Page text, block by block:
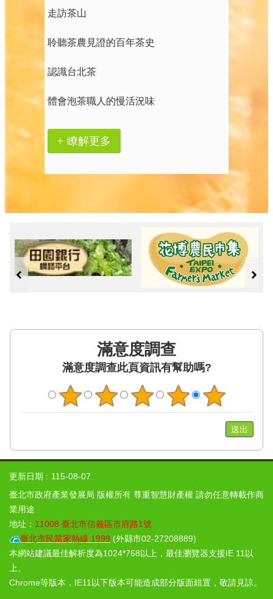
走訪茶山
聆聽茶農見證的百年茶史
認識台北茶
體會泡茶職人的慢活況味
滿意度調查此頁資訊有幫助嗎?
更新日期
115-08-07
臺北市政府產業發展局 版權所有 尊重智慧財產權 請勿任意轉載作商
業用途
地址： 11008 臺北市信義區市府路1號
臺北市民當家熱線 1999 (外縣市02-27208889)
本網站建議最佳解析度為1024*768以上，最佳瀏覽器支援IE 11以
上、
Chrome等版本，IE11以下版本可能造成部分版面錯置，敬請見諒。